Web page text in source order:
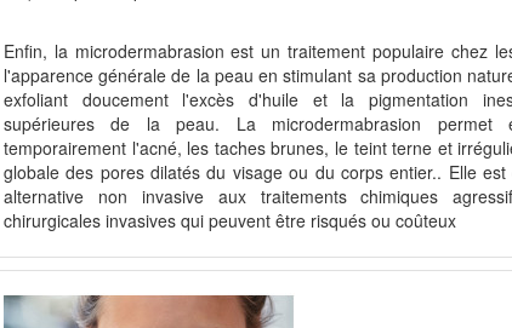
Enfin, la microdermabrasion est un traitement populaire chez
l'apparence générale de la peau en stimulant sa production
exfoliant doucement l'excès d'huile et la pigmentation
supérieures de la peau. La microdermabrasion permet
temporairement l'acné, les taches brunes, le teint terne et
globale des pores dilatés du visage ou du corps entier.. Elle
alternative non invasive aux traitements chimiques
chirurgicales invasives qui peuvent être risqués ou coûteux